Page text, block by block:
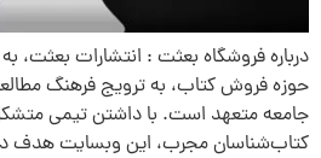
درباره فروشگاه بعثت : انتشارات بعثت،
حوزه فروش کتاب، به ترویج فرهنگ
جامعه متعهد است. با داشتن تیمی
کتاب‌شناسان مجرب، این وبسایت هدف